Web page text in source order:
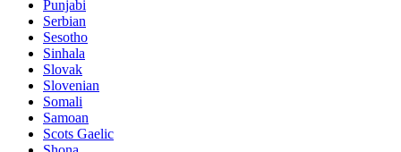
Punjabi
Serbian
Sesotho
Sinhala
Slovak
Slovenian
Somali
Samoan
Scots Gaelic